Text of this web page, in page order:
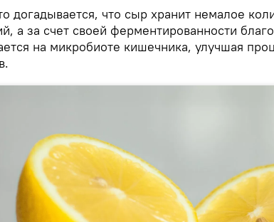
догадывается, что сыр хранит немалое
а за счет своей ферментированности
на микробиоте кишечника, улучшая